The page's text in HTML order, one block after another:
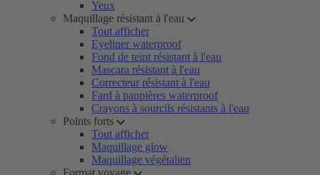
Yeux
Maquillage résistant à l'eau
Tout afficher
Eyeliner waterproof
Fond de teint résistant à l'eau
Mascara résistant à l'eau
Correcteur résistant à l'eau
Fard à paupières waterproof
Crayons à sourcils résistants à l'eau
Points forts
Tout afficher
Maquillage glow
Maquillage végétalien
Format voyage